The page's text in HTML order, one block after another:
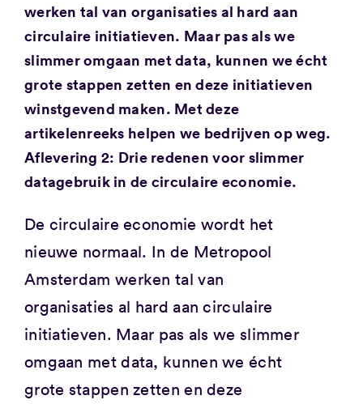
werken tal van organisaties al hard aan
circulaire initiatieven. Maar pas als we
slimmer omgaan met data, kunnen we écht
grote stappen zetten en deze initiatieven
winstgevend maken. Met deze
artikelenreeks helpen we bedrijven op weg.
Aflevering 2: Drie redenen voor slimmer
datagebruik in de circulaire economie.
De circulaire economie wordt het
nieuwe normaal. In de Metropool
Amsterdam werken tal van
organisaties al hard aan circulaire
initiatieven. Maar pas als we slimmer
omgaan met data, kunnen we écht
grote stappen zetten en deze